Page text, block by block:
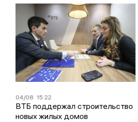
04/08 15:22
ВТБ поддержал строительство
новых жилых домов